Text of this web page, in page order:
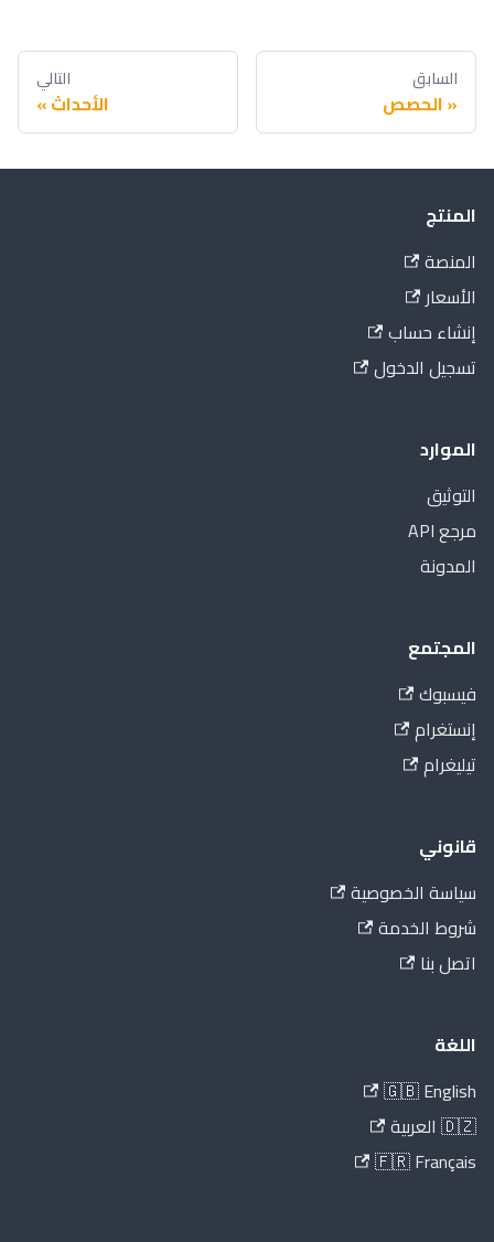
السابق
الحصص
التالي
الأحداث
المنتج
المنصة
الأسعار
إنشاء حساب
تسجيل الدخول
الموارد
التوثيق
مرجع API
المدونة
المجتمع
فيسبوك
إنستغرام
تيليغرام
قانوني
سياسة الخصوصية
شروط الخدمة
اتصل بنا
اللغة
🇬🇧 English
🇩🇿 العربية
🇫🇷 Français